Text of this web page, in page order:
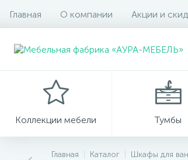
Главная О компании Акции и
Коллекции мебели Тумбы
Главная Каталог Шкафы для